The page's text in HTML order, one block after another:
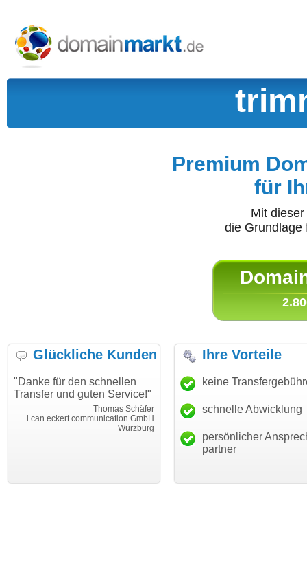
Premium
für
Mit
die
Glückliche Kunden
"Danke für den schnellen
Transfer und guten Service!"
Thomas Schäfer
i can eckert communication GmbH
Würzburg
"Ich bin dankbar, meine
Wunschdomain gefunden zu
haben. Die Domain passt für
mein Business und mich
hundertprozentig."
Ihre Vorteile
keine
schnelle Abwicklung
persönlicher
partner